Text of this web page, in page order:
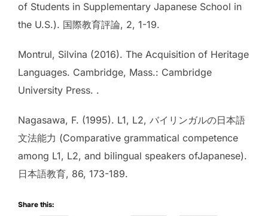
of Students in Supplementary Japanese School in
the U.S.). 国際教育評論, 2, 1-19.
Montrul, Silvina (2016). The Acquisition of Heritage
Languages. Cambridge, Mass.: Cambridge
University Press. .
Nagasawa, F. (1995). L1, L2, バイリンガルの日本語
文法能力 (Comparative grammatical competence
among L1, L2, and bilingual speakers ofJapanese).
日本語教育, 86, 173-189.
Share this: